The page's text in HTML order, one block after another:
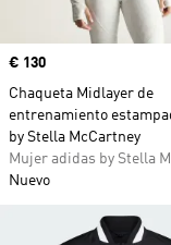
Precio
€ 130
Chaqueta Midlayer de
entrenamiento
by Stella McCartney
Mujer adidas by Stella
Nuevo